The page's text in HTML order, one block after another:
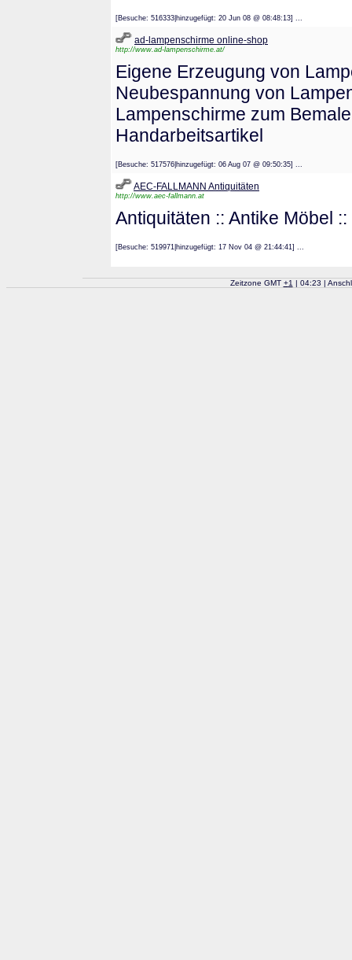
[Besuche: 516333|hinzugefügt: 20 Jun 08 @ 08:48:13] ...
ad-lampenschirme online-shop
http://www.ad-lampenschirme.at/
Eigene Erzeugung von
Neubespannung von
Lampenschirme zum
Handarbeitsartikel
[Besuche: 517576|hinzugefügt: 06 Aug 07 @ 09:50:35] ...
AEC-FALLMANN Antiquitäten
http://www.aec-fallmann.at
Antiquitäten :: Antike Möbel
[Besuche: 519971|hinzugefügt: 17 Nov 04 @ 21:44:41] ...
Zeitzone GMT +1 | 04:23 |